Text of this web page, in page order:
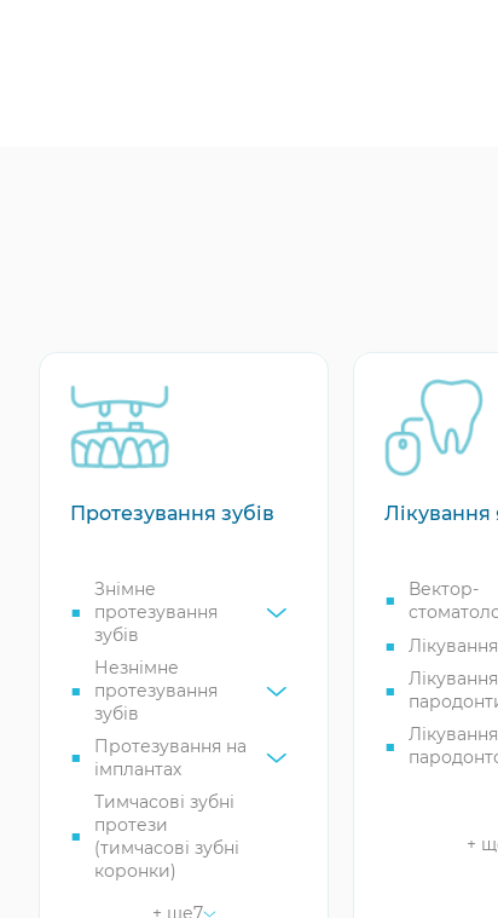
Протезування зубів
Знімне
протезування
зубів
Незнімне
протезування
зубів
Протезування на
імплантах
Тимчасові зубні
протези
(тимчасові зубні
коронки)
Шинування зубів
+ ще7
Лікування
Вектор-
Лікування
Лікування
Лікування
кишень+